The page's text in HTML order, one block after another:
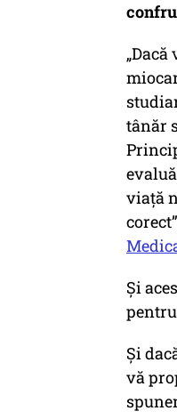
tânăr
viață
Și
Și
vă